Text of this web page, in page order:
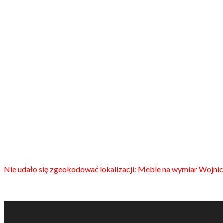
Nie udało się zgeokodować lokalizacji: Meble na wymiar